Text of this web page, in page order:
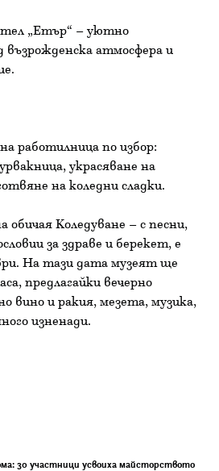
„Етър“ – уютно
възрожденска атмосфера и
работилница по избор:
украсяване на
на коледни сладки.
обичая Коледуване – с песни,
за здраве и берекет, е
На тази дата музеят ще
предлагайки вечерно
вино и ракия, мезета, музика,
изненади.
30 участници усвоиха майсторството